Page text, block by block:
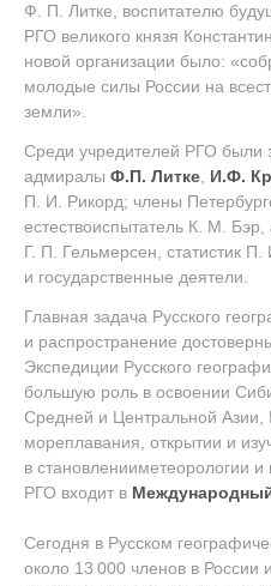
Ф. П. Литке , воспитателю
РГО великого князя
новой организации было:
молодые силы России на
земли».
Среди учредителей РГО были
адмиралы Ф.П. Литке И.Ф.
П. И. Рикорд; члены
естествоиспытатель К. М. Бэр
Г. П. Гельмерсен , статистик П.
и государственные деятели.
Главная задача Русского
и распространение
Экспедиции Русского
большую роль в освоении
Средней и Центральной Азии,
мореплавания, открытии и
в становленииметеорологии
РГО входит в
Сегодня в Русском
около 13 000 членов в